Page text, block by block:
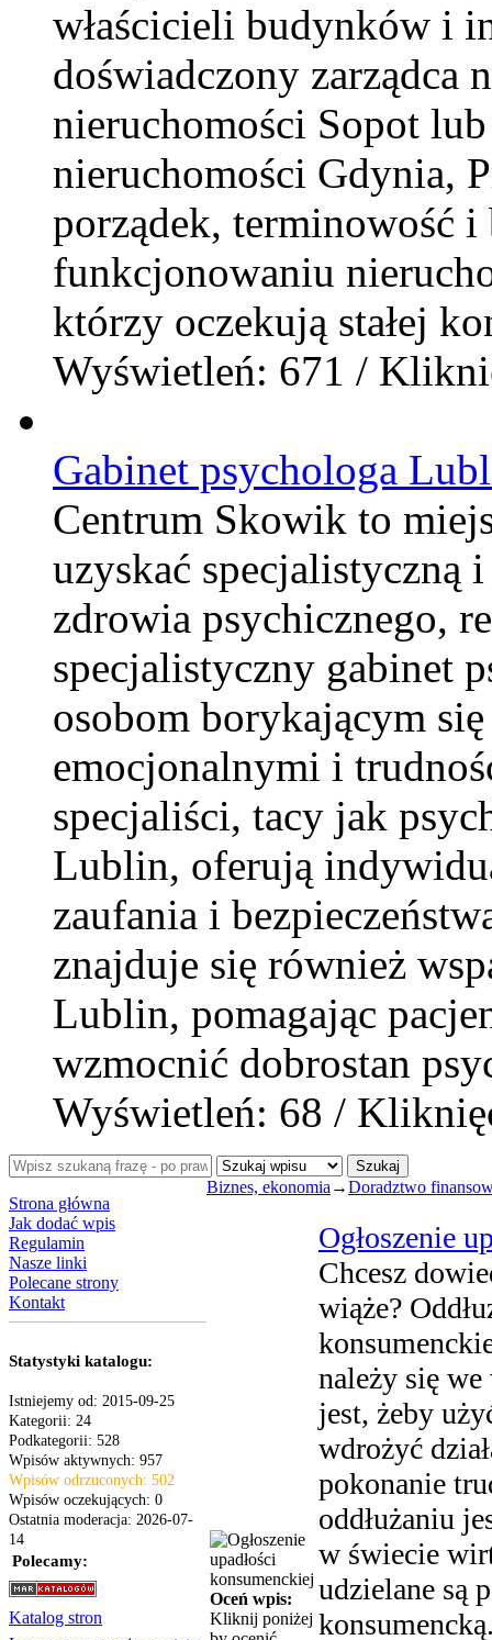
właścicieli budynków i
doświadczony zarządca
nieruchomości Sopot
nieruchomości Gdynia,
porządek, terminowość
funkcjonowaniu
którzy oczekują stałej
Wyświetleń: 671 /
Gabinet psychologa
Centrum Skowik to
uzyskać specjalistyczną
zdrowia psychicznego,
specjalistyczny gabinet
osobom borykającym
emocjonalnymi i
specjaliści, tacy jak
Lublin, oferują
zaufania i
znajduje się również
Lublin, pomagając
wzmocnić dobrostan
Wyświetleń: 68 /
Szukaj
Strona główna
Jak dodać wpis
Regulamin
Nasze linki
Polecane strony
Kontakt
Statystyki katalogu:
Istniejemy od: 2015-09-25
Kategorii: 24
Podkategorii: 528
Wpisów aktywnych: 957
Wpisów odrzuconych: 502
Wpisów oczekujących: 0
Ostatnia moderacja: 2026-07-
14
Polecamy:
Katalog stron
Biznes, ekonomia →Doradztwo
Oceń wpis:
Kliknij poniżej
Ogłoszenie
Chcesz
wiąże?
należy się we
jest, żeby
wdrożyć
pokonanie
oddłużaniu
w świecie
udzielane są